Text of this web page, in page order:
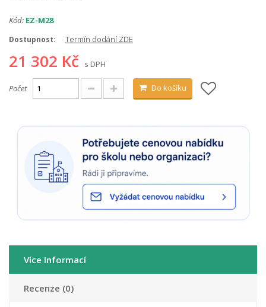
Kód: EZ-M28
Dostupnost: Termín dodání ZDE
21 302 Kč s DPH
Počet Do košíku
Více Informací
Recenze (0)